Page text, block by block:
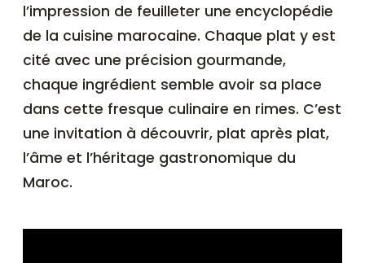
l’impression de feuilleter une encyclopédie
de la cuisine marocaine. Chaque plat y est
cité avec une précision gourmande,
chaque ingrédient semble avoir sa place
dans cette fresque culinaire en rimes. C’est
une invitation à découvrir, plat après plat,
l’âme et l’héritage gastronomique du
Maroc.